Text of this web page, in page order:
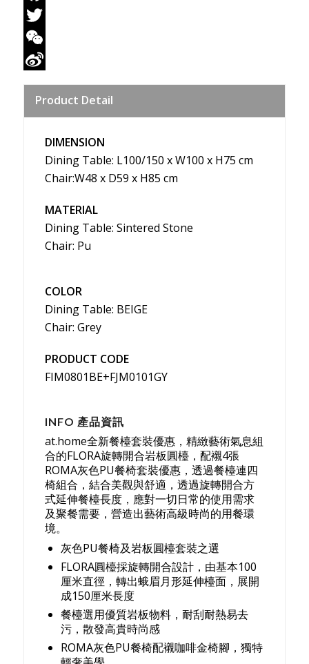
Facebook
Twitter
WeChat
Weibo
Product Detail
DIMENSION
Dining Table: L100/150 x W100 x H75 cm
Chair:W48 x D59 x H85 cm
MATERIAL
Dining Table: Sintered Stone
Chair: Pu
COLOR
Dining Table: BEIGE
Chair: Grey
PRODUCT CODE
FIM0801BE+FJM0101GY
INFO 產品資訊
at.home全新餐檯套裝優惠，精緻藝術氣息組
合的FLORA旋轉開合岩板圓檯，配襯4張
ROMA灰色PU餐椅套裝優惠，透過餐檯連四
椅組合，結合美觀與舒適，透過旋轉開合方
式延伸餐檯長度，應對一切日常的使用需求
及聚餐需要，營造出藝術高級時尚的用餐環
境。
灰色PU餐椅及岩板圓檯套裝之選
FLORA圓檯採旋轉開合設計，由基本100
厘米直徑，轉出蛾眉月形延伸檯面，展開
成150厘米長度
餐檯選用優質岩板物料，耐刮耐熱易去
污，散發高貴時尚感
ROMA灰色PU餐椅配襯咖啡金椅腳，獨特